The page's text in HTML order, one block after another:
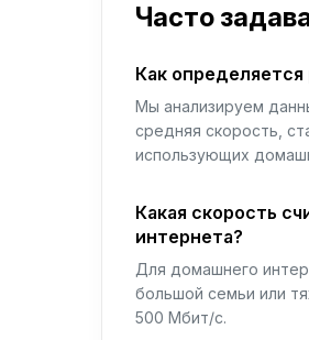
Часто
Как
Мы анализируем
средняя скорость,
использующих
Какая скорость
интернета?
Для домашнего
большой семьи или
500 Мбит/с.